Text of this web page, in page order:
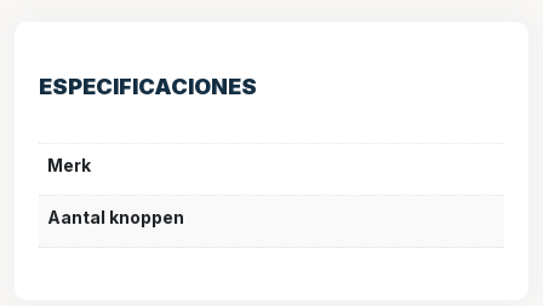
ESPECIFICACIONES
Merk
Aantal knoppen